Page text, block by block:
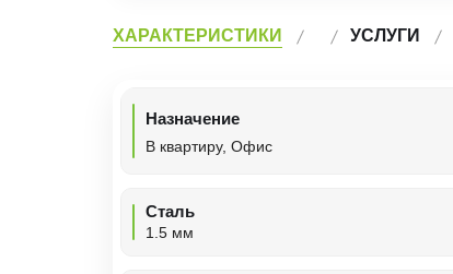
ХАРАКТЕРИСТИКИ УСЛУГИ
Назначение
В квартиру, Офис
Сталь
1.5 мм